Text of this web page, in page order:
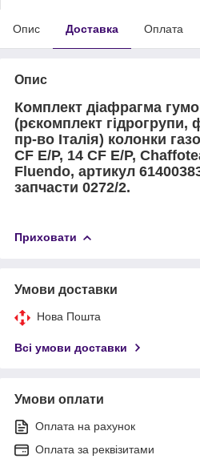
Опис Доставка Оплата
Опис
Комплект діафрагма
(рєкомплект гідрогрупи,
пр-во Італія) колонки
CF E/P, 14 CF E/P,
Fluendo, артикул
запчасти 0272/2.
Приховати
Умови доставки
Нова Пошта
Всі умови доставки
Умови оплати
Оплата на рахунок
Оплата за реквізитами